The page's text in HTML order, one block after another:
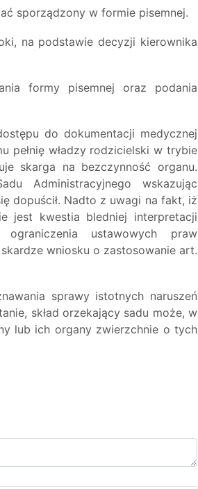
sporządzony w formie pisemnej.
na podstawie decyzji kierownika
formy pisemnej oraz podania
do dokumentacji medycznej
pełnię władzy rodzicielski w trybie
skarga na bezczynność organu.
Administracyjnego wskazując
dopuścił. Nadto z uwagi na fakt, iż
jest kwestia bledniej interpretacji
ustawowych praw
wniosku o zastosowanie art.
sprawy istotnych naruszeń
skład orzekający sadu może, w
lub ich organy zwierzchnie o tych